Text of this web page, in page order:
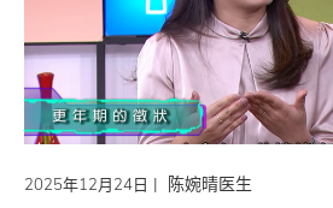
2025年12月24日 | 陈婉晴医生